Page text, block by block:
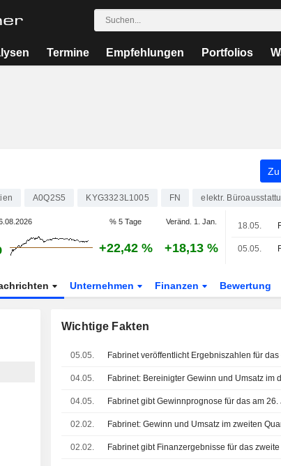
Termine Empfehlungen Portfolios
A0Q2S5 KYG3323L1005 FN elektr.
% 5 Tage Veränd. 1. Jan.
+22,42 % +18,13 %
18.05.
05.05.
Unternehmen Finanzen Bewertung
Wichtige Fakten
05.05.
04.05.
04.05.
02.02. Fabrinet: Gewinn und Umsatz im zweiten
02.02.